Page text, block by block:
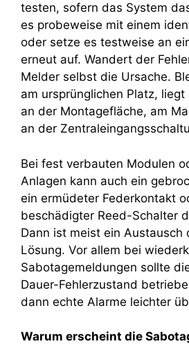
testen, sofern das System
es probeweise mit einem
oder setze es testweise an
erneut auf. Wandert der
Melder selbst die Ursache.
am ursprünglichen Platz,
an der Montagefläche, am
an der
Bei fest verbauten Modulen
Anlagen kann auch ein
ein ermüdeter Federkontakt
beschädigter Reed-Schalter
Dann ist meist ein Austausch
Lösung. Vor allem bei
Sabotagemeldungen sollte
Dauer-Fehlerzustand
dann echte Alarme leichter
Warum erscheint die